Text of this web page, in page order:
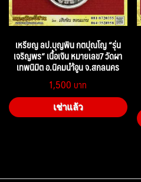
เหรียญ ลป.บุญพิน กตปุณโญ “รุ่น
เจริญพร” เนื้อเงิน หมายเลข7 วัดผา
เทพนิมิต อ.นิคมนำ้อูน จ.สกลนคร
1,500
เช่าแล้ว